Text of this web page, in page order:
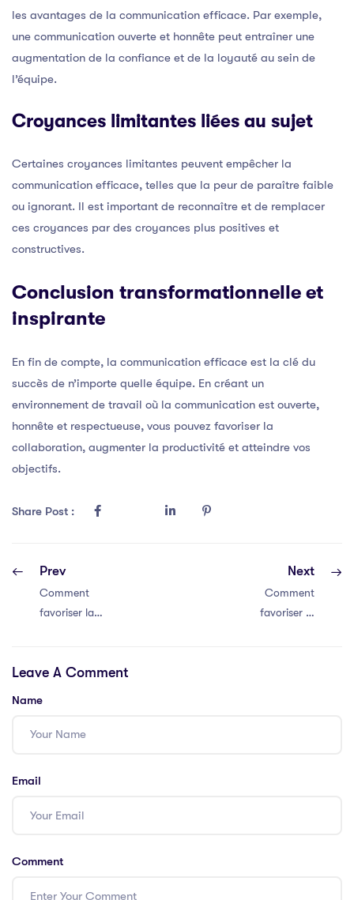
les avantages de la communication efficace. Par exemple,
une communication ouverte et honnête peut entraîner une
augmentation de la confiance et de la loyauté au sein de
l’équipe.
Croyances limitantes liées au sujet
Certaines croyances limitantes peuvent empêcher la
communication efficace, telles que la peur de paraître faible
ou ignorant. Il est important de reconnaître et de remplacer
ces croyances par des croyances plus positives et
constructives.
Conclusion transformationnelle et
inspirante
En fin de compte, la communication efficace est la clé du
succès de n’importe quelle équipe. En créant un
environnement de travail où la communication est ouverte,
honnête et respectueuse, vous pouvez favoriser la
collaboration, augmenter la productivité et atteindre vos
objectifs.
Share Post :
Prev
Comment
favoriser la
de votre équipe
Next
Comment
favoriser la
Leave A Comment
Name
Email
Comment